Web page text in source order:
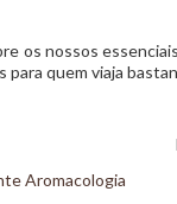
os nossos
para quem viaja
Aromacologia